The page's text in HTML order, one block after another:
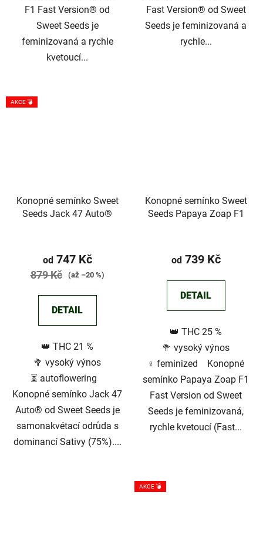
F1 Fast Version® od
Sweet Seeds je
feminizovaná a rychle
kvetoucí...
Fast Version® od Sweet
Seeds je feminizovaná a
rychle...
AKCE 💣
Konopné semínko Sweet
Seeds Jack 47 Auto®
od747 Kč
879 Kč (až –20 %)
DETAIL
👑 THC 21 %
🥦 vysoký výnos
⏳ autoflowering
Konopné semínko Jack 47
Auto® od Sweet Seeds je
samonakvétací odrůda s
dominancí Sativy (75%)....
Konopné semínko Sweet
Seeds Papaya Zoap F1
od739 Kč
DETAIL
👑 THC 25 %
🥦 vysoký výnos
♀️ feminized Konopné
semínko Papaya Zoap F1
Fast Version od Sweet
Seeds je feminizovaná,
rychle kvetoucí (Fast...
AKCE 💣